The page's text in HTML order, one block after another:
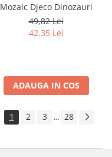
Mozaic Djeco Dinozauri
49,82 Lei
42,35 Lei
ADAUGA IN COS
1 2 3 ... 28